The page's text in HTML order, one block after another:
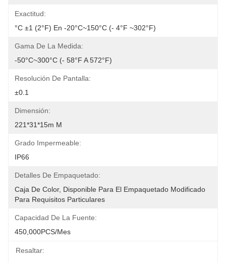
Exactitud:
°C ±1 (2°F) En -20°C~150°C (- 4°F ~302°F)
Gama De La Medida:
-50°C~300°C (- 58°F A 572°F)
Resolución De Pantalla:
±0.1
Dimensión:
221*31*15m M
Grado Impermeable:
IP66
Detalles De Empaquetado:
Caja De Color, Disponible Para El Empaquetado Modificado
Para Requisitos Particulares
Capacidad De La Fuente:
450,000PCS/mes
Resaltar: